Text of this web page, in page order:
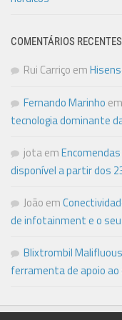
COMENTÁRIOS RECENTES
Rui Carriço em
Fernando Marinho em
tecnologia dominante
jotaem
disponível a partir dos
João em
de infotainment e o
Blixtrombil Malifluous
ferramenta de apoio ao